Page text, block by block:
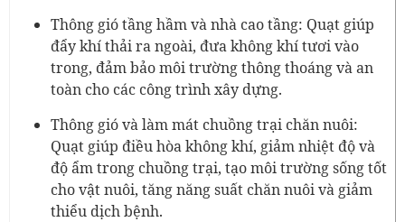
Thông gió tầng hầm và nhà cao tầng: Quạt giúp
đẩy khí thải ra ngoài, đưa không khí tươi vào
trong, đảm bảo môi trường thông thoáng và an
toàn cho các công trình xây dựng.
Thông gió và làm mát chuồng trại chăn nuôi:
Quạt giúp điều hòa không khí, giảm nhiệt độ và
độ ẩm trong chuồng trại, tạo môi trường sống tốt
cho vật nuôi, tăng năng suất chăn nuôi và giảm
thiểu dịch bệnh.